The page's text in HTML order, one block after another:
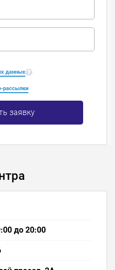
данных
рассылки
заявку
до 20:00